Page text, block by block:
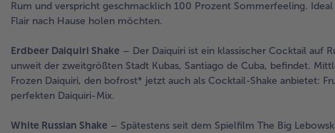
Rum und verspricht geschmacklich 100 Prozent Sommerfeeling.
Flair nach Hause holen möchten.
Erdbeer Daiquiri Shake – Der Daiquiri ist ein klassischer Cocktail auf
unweit der zweitgrößten Stadt Kubas, Santiago de Cuba, befindet.
Frozen Daiquiri, den bofrost* jetzt auch als Cocktail-Shake anbietet:
perfekten Daiquiri-Mix.
White Russian Shake – Spätestens seit dem Spielfilm The Big